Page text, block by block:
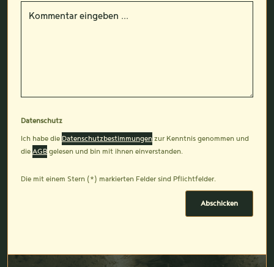
Datenschutz
Ich habe die Datenschutzbestimmungen zur Kenntnis genommen und
die AGB gelesen und bin mit ihnen einverstanden.
Die mit einem Stern (*) markierten Felder sind Pflichtfelder.
Abschicken